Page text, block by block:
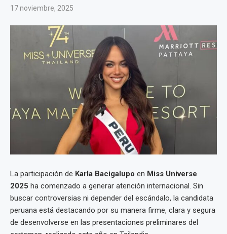
17 noviembre, 2025
La participación de Karla Bacigalupo en Miss Universe
2025 ha comenzado a generar atención internacional. Sin
buscar controversias ni depender del escándalo, la candidata
peruana está destacando por su manera firme, clara y segura
de desenvolverse en las presentaciones preliminares del